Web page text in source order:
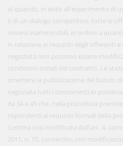
a) quando, in esito all'esperimento di
o di un dialogo competitivo, tutte le
ovvero inammissibili, in ordine a
in relazione ai requisiti degli offerenti
negoziata non possono essere
condizioni iniziali del contratto. Le
omettere la pubblicazione del bando
negoziata tutti i concorrenti in
da 34 a 45 che, nella procedura
rispondenti ai requisiti formali della
(Lettera così modificata dall'art. 4,
2011, n. 70, convertito, con